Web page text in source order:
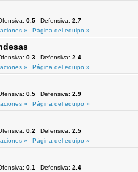
0.5 Defensiva: 2.7
»
Página del equipo »
0.3 Defensiva: 2.4
»
Página del equipo »
0.5 Defensiva: 2.9
»
Página del equipo »
0.2 Defensiva: 2.5
»
Página del equipo »
0.1 Defensiva: 2.4